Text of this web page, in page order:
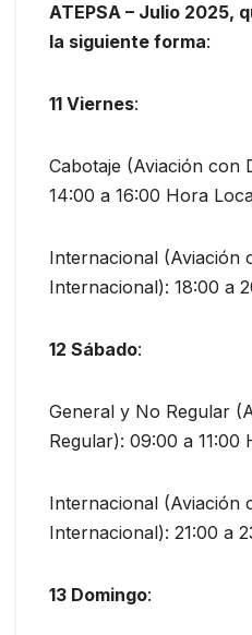
ATEPSA – Julio 2025,
la siguiente forma:
11 Viernes:
Cabotaje (Aviación con
14:00 a 16:00 Hora
Internacional (Aviación
Internacional): 18:00 a
12 Sábado:
General y No Regular
Regular): 09:00 a 11:00
Internacional (Aviación
Internacional): 21:00 a
13 Domingo: